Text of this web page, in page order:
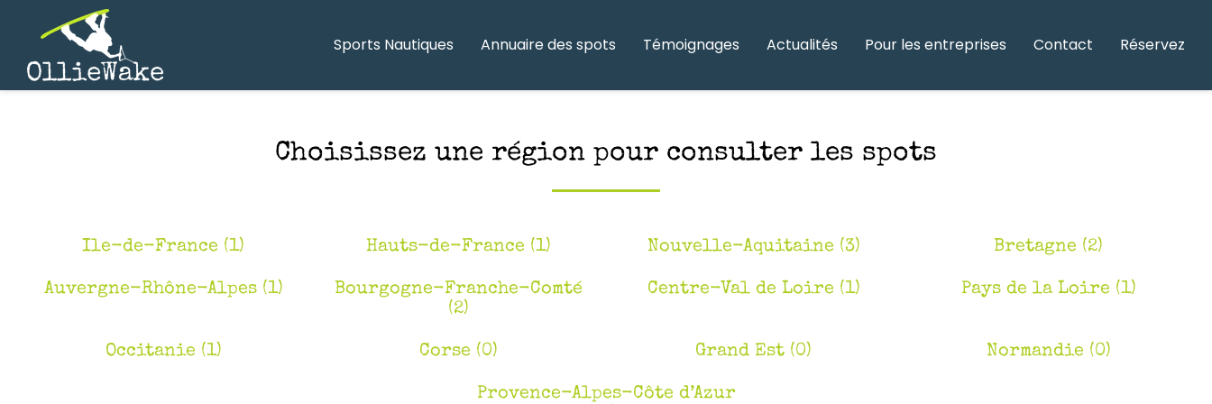
Sports Nautiques Annuaire des spots Témoignages Actualités Pour les entreprises Contact Réservez
Choisissez une région pour consulter les spots
Ile-de-France (1) Hauts-de-France (1) Nouvelle-Aquitaine (3) Bretagne (2)
Auvergne-Rhône-Alpes (1)
Bourgogne-Franche-Comté
(2)
Centre-Val de Loire (1) Pays de la Loire (1)
Occitanie (1) Corse (0) Grand Est (0) Normandie (0)
Provence-Alpes-Côte d’Azur